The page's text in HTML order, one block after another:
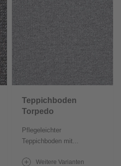
Teppichboden
Torpedo
Pflegeleichter
Teppichboden mit...
Weitere Varianten